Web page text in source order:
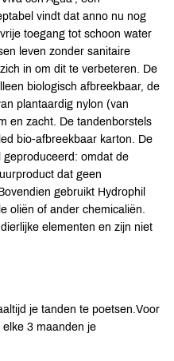
vindt dat anno nu nog
toegang tot schoon water
leven zonder sanitaire
in om dit te verbeteren. De
biologisch afbreekbaar, de
plantaardig nylon (van
en zacht. De tandenborstels
bio-afbreekbaar karton. De
omdat de
dat geen
gebruikt Hydrophil
oliën of ander chemicaliën.
elementen en zijn niet
je tanden te poetsen.Voor
3 maanden je